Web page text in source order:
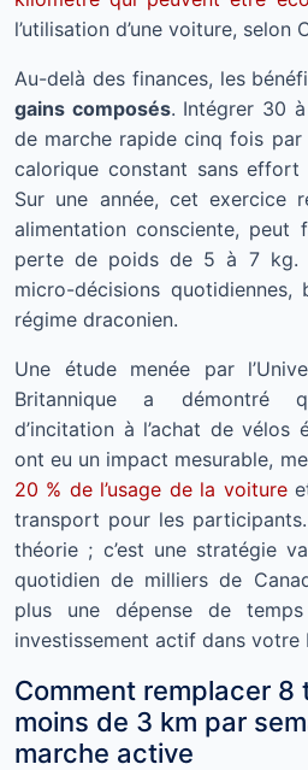
l’utilisation d’une voiture, selon
Au-delà des finances, les
gains composés. Intégrer 30
de marche rapide cinq fois
calorique constant sans effort
Sur une année, cet exercice
alimentation consciente, peut
perte de poids de 5 à 7 kg.
micro-décisions quotidiennes,
régime draconien.
Une étude menée par
Britannique a démontré
d’incitation à l’achat de vélos
ont eu un impact mesurable,
20 % de l’usage de la voiture
transport pour les
théorie ; c’est une stratégie
quotidien de milliers de
plus une dépense de
investissement actif dans votre
Comment remplacer 8
moins de 3 km par
marche active